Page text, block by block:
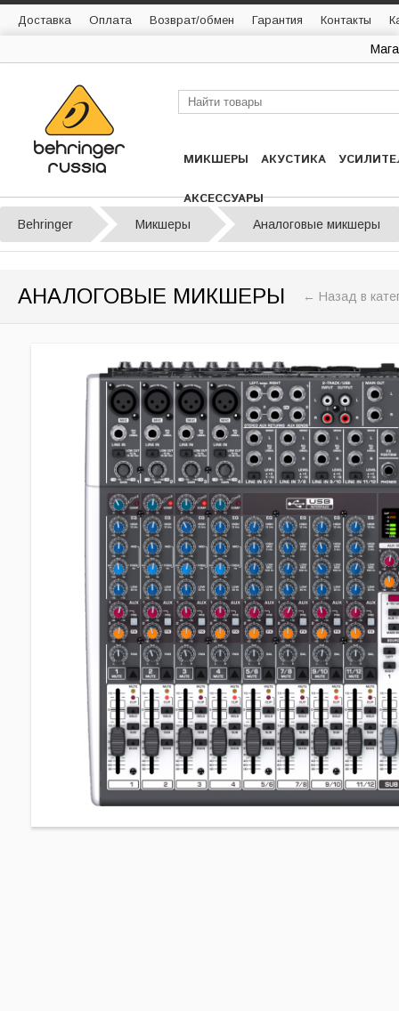
Доставка Оплата Возврат/обмен Гарантия Контакты
МИКШЕРЫ АКУСТИКА
АКСЕССУАРЫ
Behringer Микшеры Аналоговые микшеры
АНАЛОГОВЫЕ МИКШЕРЫ ← Назад в